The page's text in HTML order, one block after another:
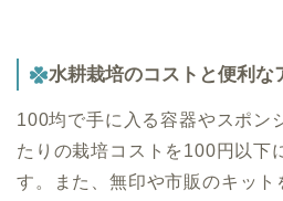
水耕栽培のコストと便利な
100均で手に入る容器やスポン
たりの栽培コストを100円以下
す。また、無印や市販のキット